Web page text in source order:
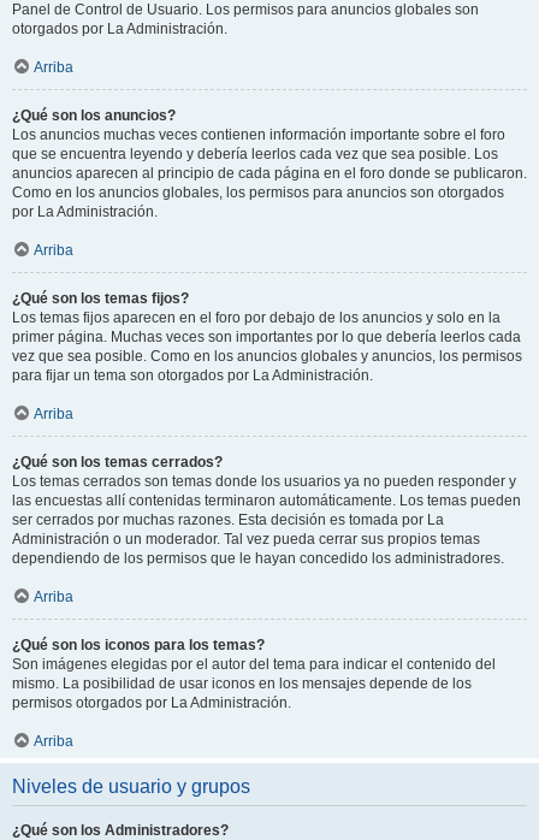
Panel de Control de Usuario. Los permisos para anuncios globales son
otorgados por La Administración.
Arriba
¿Qué son los anuncios?
Los anuncios muchas veces contienen información importante sobre el foro
que se encuentra leyendo y debería leerlos cada vez que sea posible. Los
anuncios aparecen al principio de cada página en el foro donde se publicaron.
Como en los anuncios globales, los permisos para anuncios son otorgados
por La Administración.
Arriba
¿Qué son los temas fijos?
Los temas fijos aparecen en el foro por debajo de los anuncios y solo en la
primer página. Muchas veces son importantes por lo que debería leerlos cada
vez que sea posible. Como en los anuncios globales y anuncios, los permisos
para fijar un tema son otorgados por La Administración.
Arriba
¿Qué son los temas cerrados?
Los temas cerrados son temas donde los usuarios ya no pueden responder y
las encuestas allí contenidas terminaron automáticamente. Los temas pueden
ser cerrados por muchas razones. Esta decisión es tomada por La
Administración o un moderador. Tal vez pueda cerrar sus propios temas
dependiendo de los permisos que le hayan concedido los administradores.
Arriba
¿Qué son los iconos para los temas?
Son imágenes elegidas por el autor del tema para indicar el contenido del
mismo. La posibilidad de usar iconos en los mensajes depende de los
permisos otorgados por La Administración.
Arriba
Niveles de usuario y grupos
¿Qué son los Administradores?